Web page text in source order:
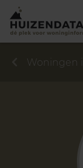
Woningen